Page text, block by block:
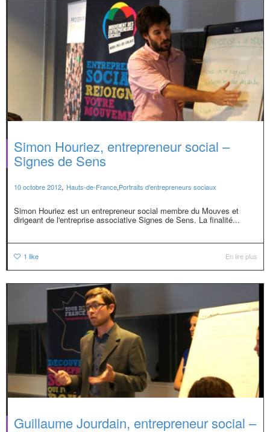
Simon Houriez, entrepreneur social –
Signes de Sens
10 octobre 2012, Hauts-de-France,Portraits d'entrepreneurs sociaux
Simon Houriez est un entrepreneur social membre du Mouves et
dirigeant de l'entreprise associative Signes de Sens. La finalité...
1 like En lire plus
Guillaume Jourdain, entrepreneur social –